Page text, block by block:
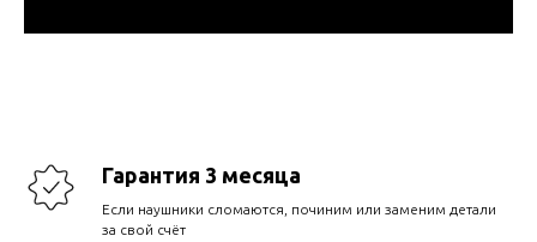
Гарантия 3 месяца
Если наушники сломаются, починим или заменим детали
за свой счёт